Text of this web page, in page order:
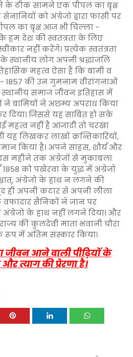
के ठीक सामने एक पीपल का बृक्ष
को अंग्रेजो द्वारा फांसी पर
का बृक्ष आज भी चिल्ला -
हम देश की स्वतंत्रता के लिए
नहीं करेंगे। प्रत्येक स्वतंत्रता
स्थानीय लोग अपनी श्रद्धांजलि
महत्व ऐसा है कि बामी व
1857 की उन गुमनाम वीरांगनाओं
समाज जीवन इतिहास में
ने बामियों ने अछम्य अपराध किया
दिया। जिससे यह साबित हो सके
महत्व नहीं है आजादी तो चरखा
यह लिखकर लाखों क्रन्तिकारियों,
किया है। अपने साहस, शौर्य और
महीने तक अंग्रेजों से मुकाबला
1858 को पखेरवा के युद्ध में अंग्रेजो
अंग्रेजो के हाथ न लगने की
ही अपनी कटार से अपनी लीला
वफादार सैनिकों ने जान पर
के हाथ नहीं लगने दिया। और
की कुलदेवी माता भवानी चौरा
में अंतिम संस्कार किया।
जीवन आने वाली पीढ़ियों के
त्याग की प्रेरणा है।